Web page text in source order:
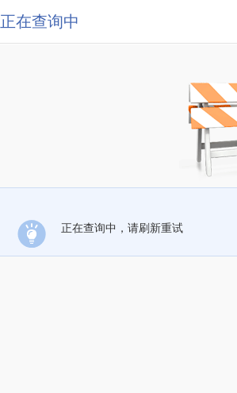
正在查询中
正在查询中，请刷新重试